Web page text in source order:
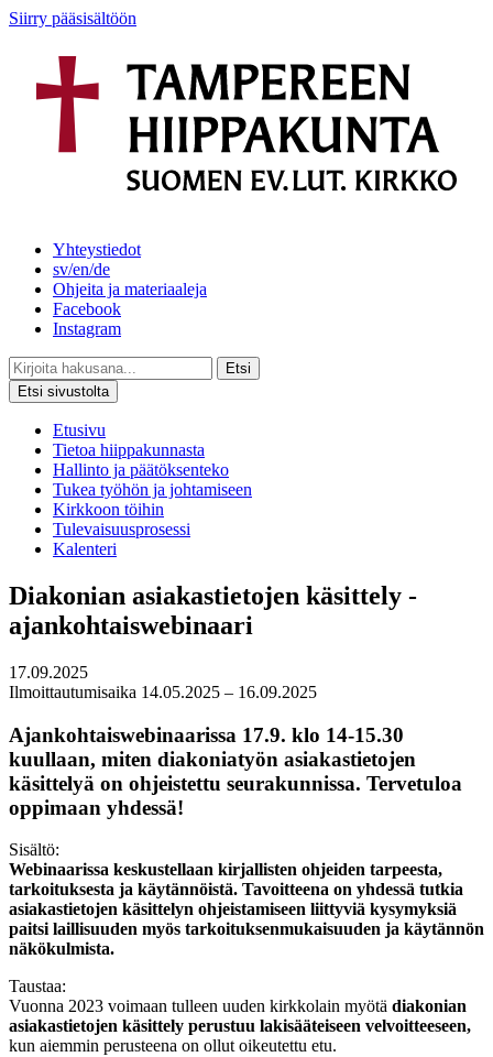
Siirry pääsisältöön
Yhteystiedot
sv/en/de
Ohjeita ja materiaaleja
Facebook
Instagram
Etsi
Etsi sivustolta
Etusivu
Tietoa hiippakunnasta
Hallinto ja päätöksenteko
Tukea työhön ja johtamiseen
Kirkkoon töihin
Tulevaisuusprosessi
Kalenteri
Diakonian asiakastietojen käsittely -
ajankohtaiswebinaari
17.09.2025
Ilmoittautumisaika 14.05.2025 – 16.09.2025
Ajankohtaiswebinaarissa 17.9. klo 14-15.30
kuullaan, miten diakoniatyön asiakastietojen
käsittelyä on ohjeistettu seurakunnissa. Tervetuloa
oppimaan yhdessä!
Sisältö:
Webinaarissa keskustellaan kirjallisten ohjeiden tarpeesta,
tarkoituksesta ja käytännöistä. Tavoitteena on yhdessä tutkia
asiakastietojen käsittelyn ohjeistamiseen liittyviä kysymyksiä
paitsi laillisuuden myös tarkoituksenmukaisuuden ja käytännön
näkökulmista.
Taustaa:
Vuonna 2023 voimaan tulleen uuden kirkkolain myötä diakonian
asiakastietojen käsittely perustuu lakisääteiseen velvoitteeseen,
kun aiemmin perusteena on ollut oikeutettu etu.